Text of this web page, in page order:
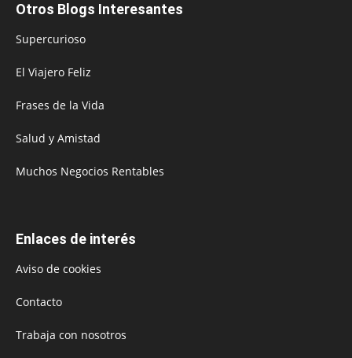
Otros Blogs Interesantes
Supercurioso
El Viajero Feliz
Frases de la Vida
Salud y Amistad
Muchos Negocios Rentables
Enlaces de interés
Aviso de cookies
Contacto
Trabaja con nosotros